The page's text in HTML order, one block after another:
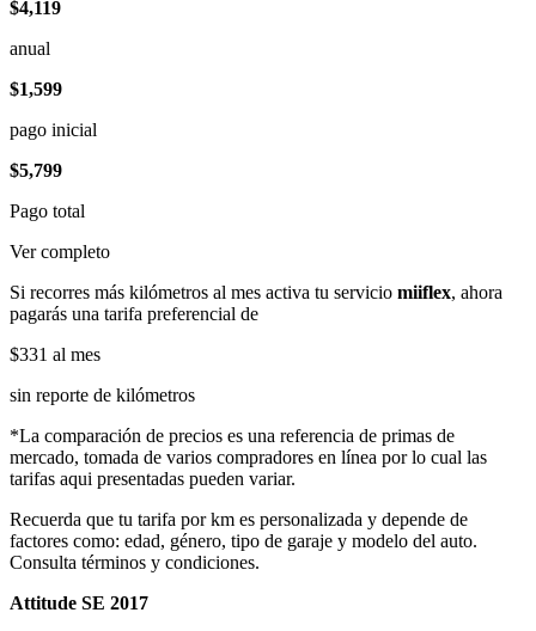
$4,119
anual
$1,599
pago inicial
$5,799
Pago total
Ver completo
Si recorres más kilómetros al mes activa tu servicio miiflex, ahora
pagarás una tarifa preferencial de
$331 al mes
sin reporte de kilómetros
*La comparación de precios es una referencia de primas de
mercado, tomada de varios compradores en línea por lo cual las
tarifas aqui presentadas pueden variar.
Recuerda que tu tarifa por km es personalizada y depende de
factores como: edad, género, tipo de garaje y modelo del auto.
Consulta términos y condiciones.
Attitude SE 2017